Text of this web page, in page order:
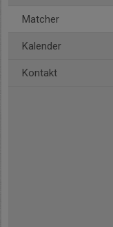
Matcher
Kalender
Kontakt